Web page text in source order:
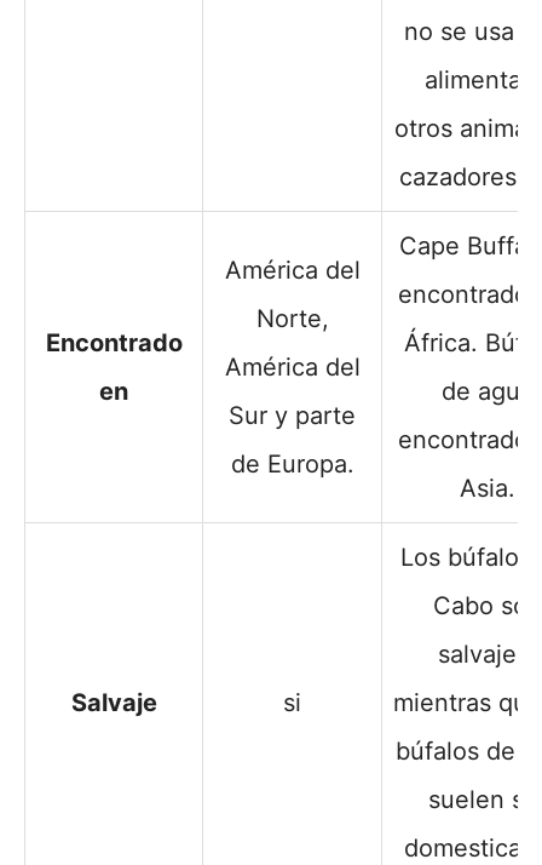
no se usa
alimentar
otros
cazadores,
Encontrado
en
América del
Norte,
América del
Sur y parte
de Europa.
Cape
África.
de agua
Asia.
Salvaje si
Los búfalos
Cabo son
salvajes,
mientras
búfalos de
suelen